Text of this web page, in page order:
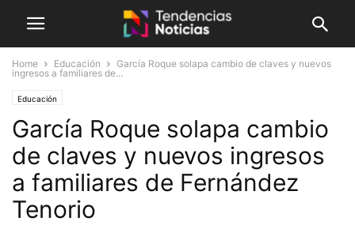
Home Educación
García Roque solapa cambio de claves y nuevos
ingresos a familiares de...
Educación
García Roque solapa cambio
de claves y nuevos ingresos
a familiares de Fernández
Tenorio